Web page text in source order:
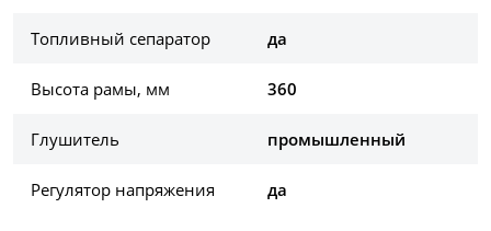
Топливный сепаратор да
Высота рамы, мм 360
Глушитель промышленный
Регулятор напряжения да